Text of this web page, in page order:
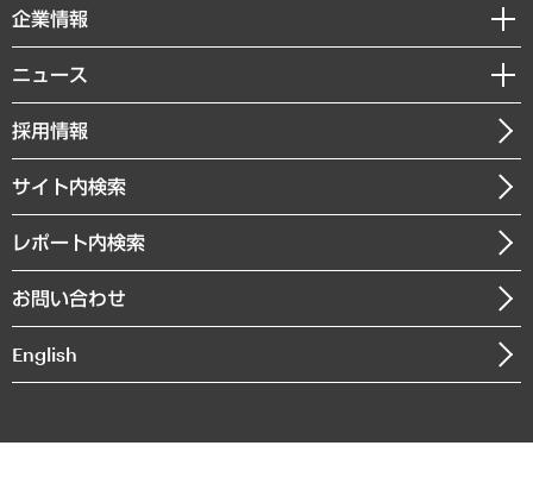
共生・ダイバーシティ
GRC（ガバナンス・リスク・コンプライアンス）・防災（政策）
経済・産業・雇用・労働
まちづくり・観光・交通・スポーツ・スマートシティ
自然資源・農林水産業・食料システム
コラム
経営用語集
受託・受注実績（官公庁関連）
メディア掲載・出演
セミナー・イベント情報
MUFGビジネスセミナー
受託案件情報
企業情報
私たちの想い
社長メッセージ
会社概要
沿革
組織図・本部部室紹介
インドネシア現地法人
個人情報保護方針
ニュース
ニュースリリース
お知らせ
採用情報
サイト内検索
レポート内検索
お問い合わせ
English